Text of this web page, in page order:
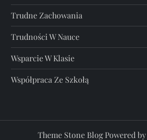
Trudne Zachowania
Trudności W Nauce
Wsparcie W Klasie
Współpraca Ze Szkołą
Theme Stone Blog Powered by